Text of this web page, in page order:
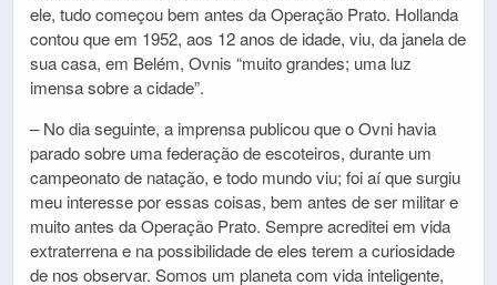
ele, tudo começou bem antes da Operação Prato. Hollanda
contou que em 1952, aos 12 anos de idade, viu, da janela de
sua casa, em Belém, Ovnis “muito grandes; uma luz
imensa sobre a cidade”.
– No dia seguinte, a imprensa publicou que o Ovni havia
parado sobre uma federação de escoteiros, durante um
campeonato de natação, e todo mundo viu; foi aí que surgiu
meu interesse por essas coisas, bem antes de ser militar e
muito antes da Operação Prato. Sempre acreditei em vida
extraterrena e na possibilidade de eles terem a curiosidade
de nos observar. Somos um planeta com vida inteligente,